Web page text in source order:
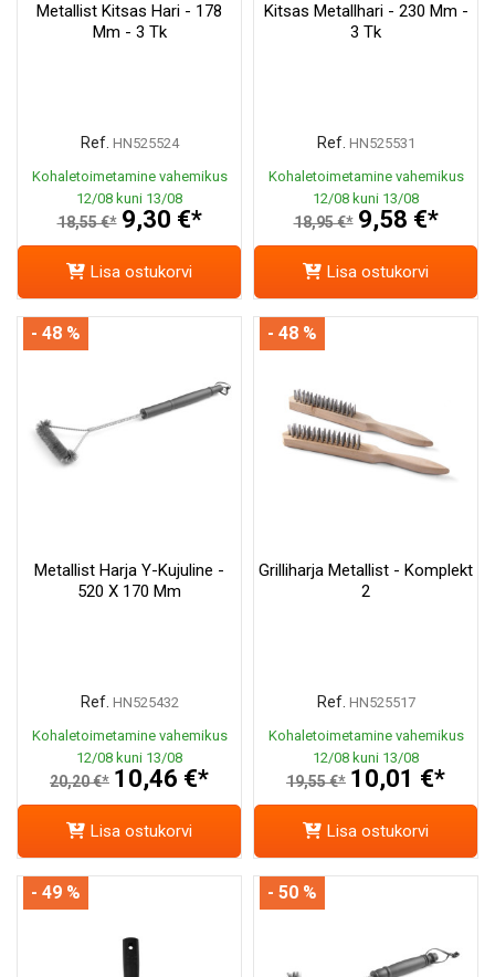
Metallist Kitsas Hari - 178
Mm - 3 Tk
Ref. HN525524
Kohaletoimetamine vahemikus
12/08 kuni 13/08
18,55 €* 9,30 €*
Lisa ostukorvi
Kitsas Metallhari - 230 Mm -
3 Tk
Ref. HN525531
Kohaletoimetamine vahemikus
12/08 kuni 13/08
18,95 €* 9,58 €*
Lisa ostukorvi
Metallist Harja Y-Kujuline -
520 X 170 Mm
Ref. HN525432
Kohaletoimetamine vahemikus
12/08 kuni 13/08
20,20 €* 10,46 €*
- 48 %
Lisa ostukorvi
Grilliharja Metallist - Komplekt
2
Ref. HN525517
Kohaletoimetamine vahemikus
12/08 kuni 13/08
19,55 €* 10,01 €*
- 48 %
Lisa ostukorvi
- 49 % - 50 %